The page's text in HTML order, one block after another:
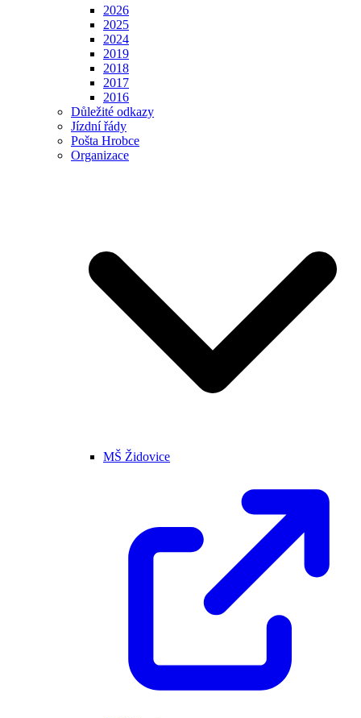
2026
2025
2024
2019
2018
2017
2016
Důležité odkazy
Jízdní řády
Pošta Hrobce
Organizace
MŠ Židovice